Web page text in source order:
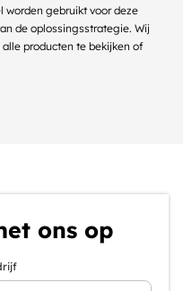
worden gebruikt voor deze
de oplossingsstrategie. Wij
producten te bekijken of
ons op